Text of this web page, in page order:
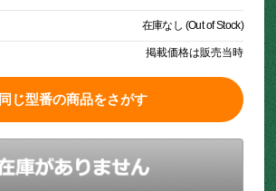
在庫なし (Out of Stock)
掲載価格は販売当時
同じ型番の商品をさがす